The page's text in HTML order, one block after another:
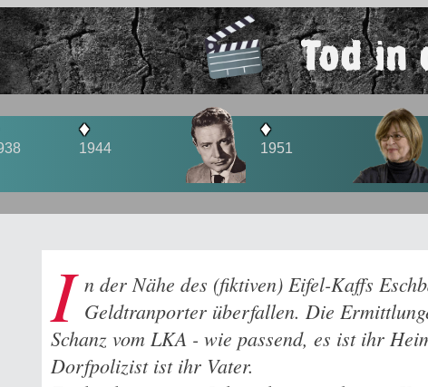
Tod in
1951
I n der Nähe des (fiktiven) Eifel-Kaffs
Geldtranporter überfallen. Die
Schanz vom LKA - wie passend, es ist ihr
Dorfpolizist ist ihr Vater.